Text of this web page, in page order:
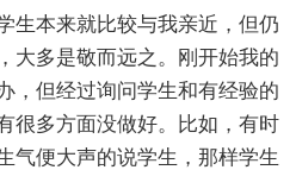
生本来就比较与我亲近，但仍
大多是敬而远之。刚开始我的
，但经过询问学生和有经验的
很多方面没做好。比如，有时
气便大声的说学生，那样学生